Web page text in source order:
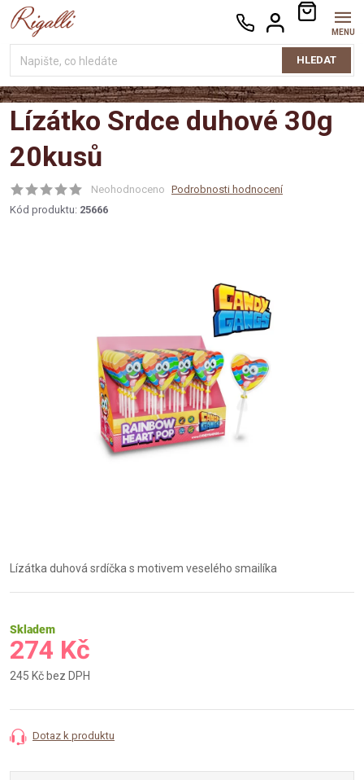
Přejít
na
HLEDAT
NÁKUPNÍ
KOŠÍK
Lízátko Srdce duhové 30g
20kusů
Neohodnoceno Podrobnosti hodnocení
Kód produktu: 25666
Lízátka duhová srdíčka s motivem veselého smailíka
Skladem
274 Kč
245 Kč bez DPH
cena:
Dotaz k produktu